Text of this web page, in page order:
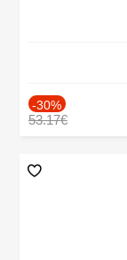
-30%
53.17€